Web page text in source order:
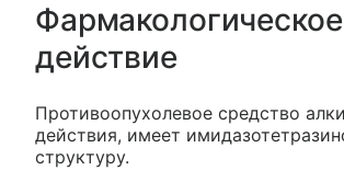
Фармакологическое
действие
Противоопухолевое средство
действия, имеет
структуру.